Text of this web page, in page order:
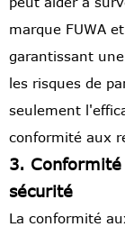
marque FUWA
garantissant
les risques de
seulement
conformité aux
3.
sécurité
La conformité